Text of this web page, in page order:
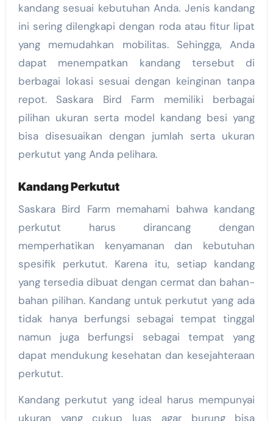
kandang sesuai kebutuhan Anda. Jenis kandang
ini sering dilengkapi dengan roda atau fitur lipat
yang memudahkan mobilitas. Sehingga, Anda
dapat menempatkan kandang tersebut di
berbagai lokasi sesuai dengan keinginan tanpa
repot. Saskara Bird Farm memiliki berbagai
pilihan ukuran serta model kandang besi yang
bisa disesuaikan dengan jumlah serta ukuran
perkutut yang Anda pelihara.
Kandang Perkutut
Saskara Bird Farm memahami bahwa kandang
perkutut harus dirancang dengan
memperhatikan kenyamanan dan kebutuhan
spesifik perkutut. Karena itu, setiap kandang
yang tersedia dibuat dengan cermat dan bahan-
bahan pilihan. Kandang untuk perkutut yang ada
tidak hanya berfungsi sebagai tempat tinggal
namun juga berfungsi sebagai tempat yang
dapat mendukung kesehatan dan kesejahteraan
perkutut.
Kandang perkutut yang ideal harus mempunyai
ukuran yang cukup luas agar burung bisa